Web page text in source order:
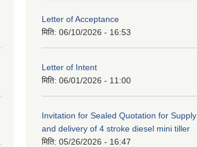
Letter of Acceptance
मिति: 06/10/2026 - 16:53
Letter of Intent
मिति: 06/01/2026 - 11:00
Invitation for Sealed Quotation for Supply
and delivery of 4 stroke diesel mini tiller
मिति: 05/26/2026 - 16:47